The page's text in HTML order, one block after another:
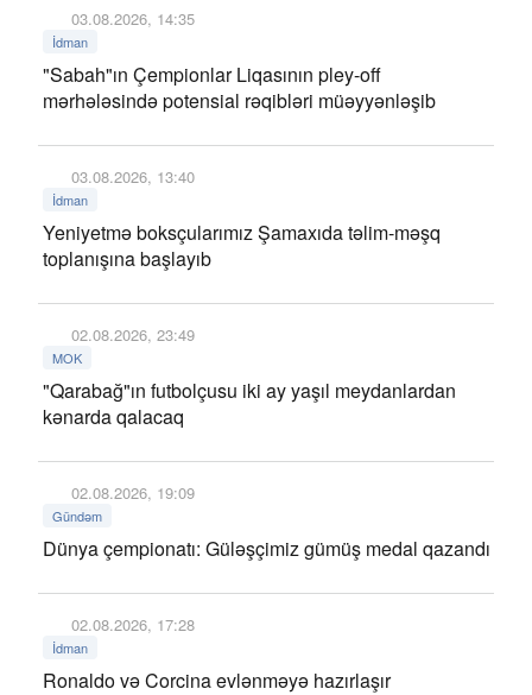
03.08.2026, 14:35
İdman
"Sabah"ın Çempionlar Liqasının pley-off
mərhələsində potensial rəqibləri müəyyənləşib
03.08.2026, 13:40
İdman
Yeniyetmə boksçularımız Şamaxıda təlim-məşq
toplanışına başlayıb
02.08.2026, 23:49
MOK
"Qarabağ"ın futbolçusu iki ay yaşıl meydanlardan
kənarda qalacaq
02.08.2026, 19:09
Gündəm
Dünya çempionatı: Güləşçimiz gümüş medal qazandı
02.08.2026, 17:28
İdman
Ronaldo və Corcina evlənməyə hazırlaşır